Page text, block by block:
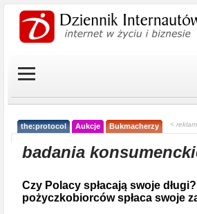
the:protocol Aukcje Bukmacherzy <
badania
Czy Polacy spłacają swoje
pożyczkobiorców spłaca swoje